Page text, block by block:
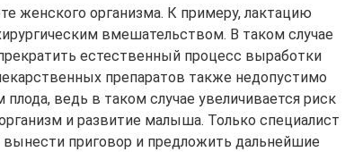
женского организма. К примеру, лактацию
вмешательством. В таком случае
естественный процесс выработки
препаратов также недопустимо
ведь в таком случае увеличивается риск
и развитие малыша. Только специалист
приговор и предложить дальнейшие